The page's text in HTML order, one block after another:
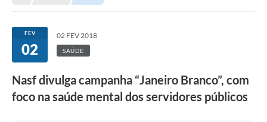
FEV
02
02 FEV 2018
SAÚDE
Nasf divulga campanha “Janeiro Branco”, com
foco na saúde mental dos servidores públicos